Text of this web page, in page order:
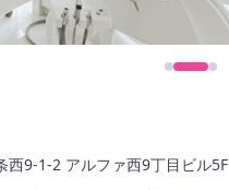
西9-1-2 アルファ西9丁目ビル5F